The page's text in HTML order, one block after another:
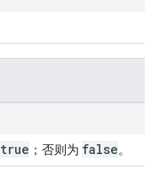
true ；否则为 false。